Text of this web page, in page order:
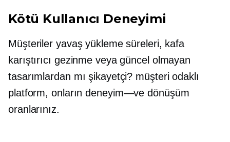
Kötü Kullanıcı Deneyimi
Müşteriler yavaş yükleme süreleri, kafa
karıştırıcı gezinme veya güncel olmayan
tasarımlardan mı şikayetçi? müşteri odaklı
platform, onlarındeneyim—ve dönüşüm
oranlarınız.